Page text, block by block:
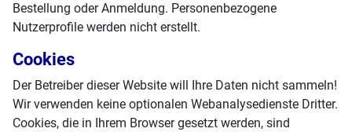
Bestellung oder Anmeldung. Personenbezogene
Nutzerprofile werden nicht erstellt.
Cookies
Der Betreiber dieser Website will Ihre Daten nicht sammeln!
Wir verwenden keine optionalen Webanalysedienste Dritter.
Cookies, die in Ihrem Browser gesetzt werden, sind